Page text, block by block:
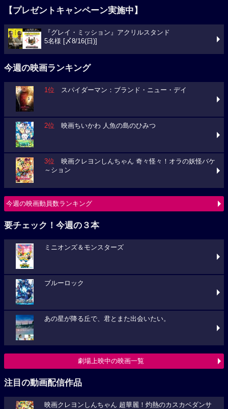
【プレゼントキャンペーン実施中】
『グレイ・ミッション』アクリルスタンド
5名様 [〆8/16(日)]
今週の映画ランキング
1位 スパイダーマン：ブランド・ニュー・デイ
2位 映画ちいかわ 人魚の島のひみつ
3位 映画クレヨンしんちゃん 奇々怪々！オラの妖怪バケ
～ション
今週の映画動員数ランキング
要チェック！今週の３本
ミニオンズ＆モンスターズ
ブルーロック
あの星が降る丘で、君とまた出会いたい。
劇場上映中の映画一覧
注目の動画配信作品
映画クレヨンしんちゃん 超華麗！灼熱のカスカベダンサ